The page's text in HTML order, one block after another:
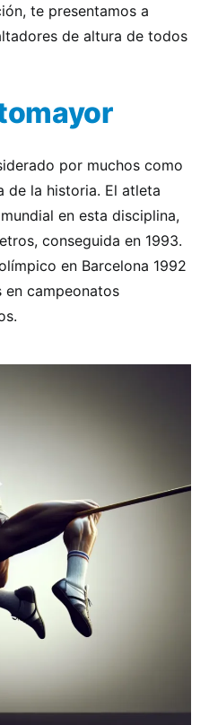
te presentamos a
de altura de todos
por muchos como
de la historia. El atleta
en esta disciplina,
conseguida en 1993.
en Barcelona 1992
en campeonatos